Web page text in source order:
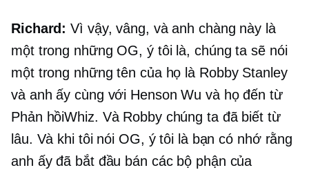
Richard: Vì vậy, vâng, và anh chàng này là
một trong những OG, ý tôi là, chúng ta sẽ nói
một trong những tên của họ là Robby Stanley
và anh ấy cùng với Henson Wu và họ đến từ
Phản hồiWhiz. Và Robby chúng ta đã biết từ
lâu. Và khi tôi nói OG, ý tôi là bạn có nhớ rằng
anh ấy đã bắt đầu bán các bộ phận của